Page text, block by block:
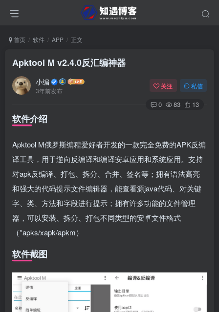
首页 软件 APP 正文
Apktool M v2.4.0反汇编神器
小编
3年前发布
关注 私信
0 83 13
软件介绍
Apktool M俄罗斯编程爱好者开发的一款完全免费的APK反编
译工具，用于逆向反编译和编译安卓应用和系统应用。支持
对apk反编译、打包、拆分、合并、签名等；拥有语法高亮
和强大的代码提示文件编辑器，能查看源java代码、对关键
字、类、方法和字段进行提示；拥有许多功能的文件管理
器，可以安装、拆分、打包不同类型的安卓文件格式
（*apks/xapk/apkm）
软件截图